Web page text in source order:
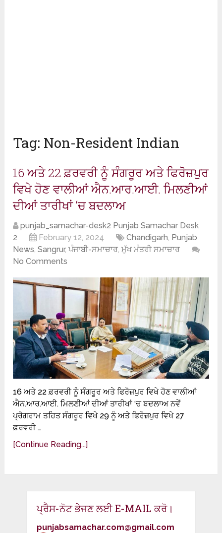
Tag: Non-Resident Indian
16 ਅਤੇ 22 ਫ਼ਰਵਰੀ ਨੂੰ ਸੰਗਰੂਰ ਅਤੇ ਫਿਰੋਜ਼ਪੁਰ
ਵਿਖੇ ਹੋਣ ਵਾਲੀਆਂ ਐਨ.ਆਰ.ਆਈ. ਮਿਲਣੀਆਂ
ਦੀਆਂ ਤਾਰੀਖਾਂ ‘ਚ ਬਦਲਾਅ
punjab_samachar-desk2 Punjab Samachar Desk
2
February 12, 2024 Chandigarh, Punjab
News,Sangrur,ਪੰਜਾਬੀ-ਸਮਾਚਾਰ,ਮੁੱਖ ਮੰਤਰੀ ਸਮਾਚਾਰ
No Comments
16 ਅਤੇ 22 ਫ਼ਰਵਰੀ ਨੂੰ ਸੰਗਰੂਰ ਅਤੇ ਫਿਰੋਜ਼ਪੁਰ ਵਿਖੇ ਹੋਣ ਵਾਲੀਆਂ
ਐਨ.ਆਰ.ਆਈ. ਮਿਲਣੀਆਂ ਦੀਆਂ ਤਾਰੀਖਾਂ ‘ਚ ਬਦਲਾਅ ਨਵੇਂ
ਪ੍ਰੋਗਰਾਮ ਤਹਿਤ ਸੰਗਰੂਰ ਵਿਖੇ 29 ਨੂੰ ਅਤੇ ਫਿਰੋਜ਼ਪੁਰ ਵਿਖੇ 27
ਫ਼ਰਵਰੀ …
[Continue Reading...]
ਪ੍ਰੈਸ-ਨੋਟ ਭੇਜਣ ਲਈ E-MAIL ਕਰੋ।
punjabsamachar.com@gmail.com